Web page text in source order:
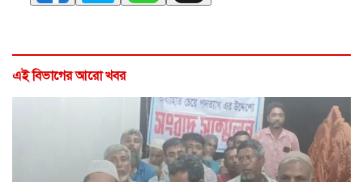
এই বিভাগের আরো খবর